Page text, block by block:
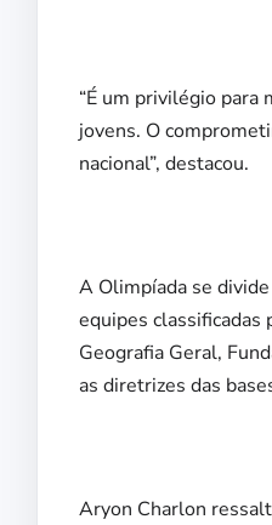
“É um privilégio para
jovens. O
nacional”, destacou.
A Olimpíada se
equipes classificadas
Geografia Geral,
as diretrizes das
Aryon Charlon